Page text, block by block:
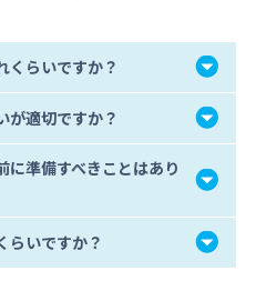
くらいですか？
が適切ですか？
に準備すべきことはあり
らいですか？